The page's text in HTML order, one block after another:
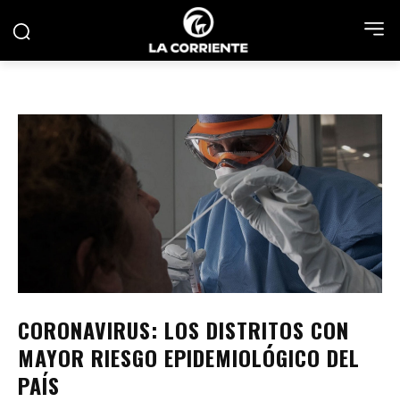
CORONAVIRUS: LOS DISTRITOS CON
MAYOR RIESGO EPIDEMIOLÓGICO DEL
PAÍS